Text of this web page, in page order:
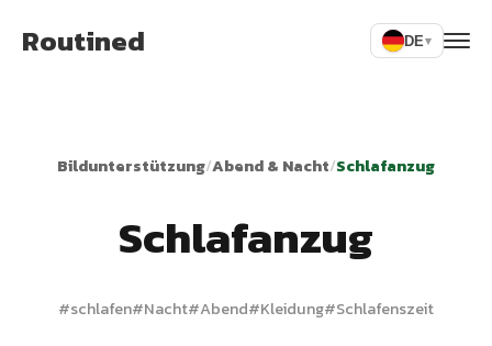
Routined DE▾
Bildunterstützung/Abend & Nacht/Schlafanzug
Schlafanzug
#schlafen#Nacht#Abend#Kleidung#Schlafenszeit